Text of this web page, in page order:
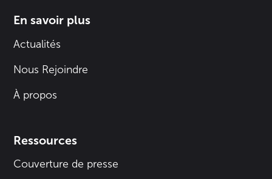
En savoir plus
Actualités
Nous Rejoindre
À propos
Ressources
Couverture de presse